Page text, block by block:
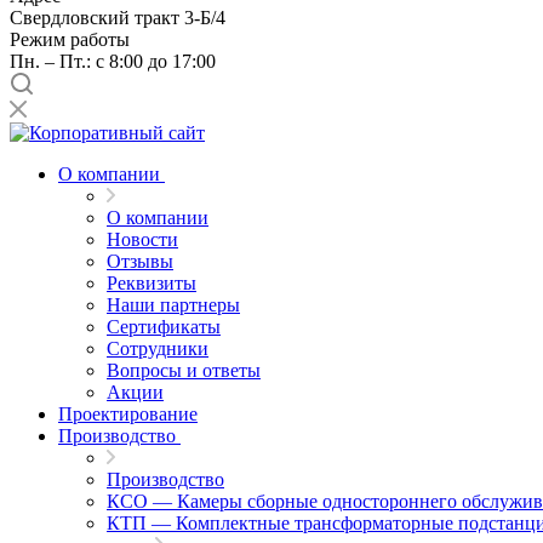
Свердловский тракт 3-Б/4
Режим работы
Пн. – Пт.: с 8:00 до 17:00
О компании
О компании
Новости
Отзывы
Реквизиты
Наши партнеры
Сертификаты
Сотрудники
Вопросы и ответы
Акции
Проектирование
Производство
Производство
КСО — Камеры сборные одностороннего
КТП — Комплектные трансформаторные